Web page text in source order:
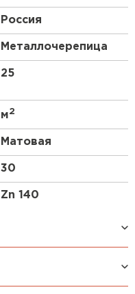
Россия
Металлочерепица
25
м2
Матовая
30
Zn 140